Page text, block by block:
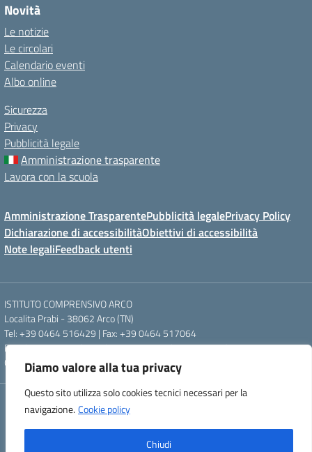
Diamo valore alla tua privacy
Questo sito utilizza solo cookies tecnici necessari per la
navigazione. Cookie policy
Chiudi
Novità
Le notizie
Le circolari
Calendario eventi
Albo online
Sicurezza
Privacy
Pubblicità legale
Amministrazione trasparente
Lavora con la scuola
Amministrazione TrasparentePubblicità legalePrivacy Policy
Dichiarazione di accessibilitàObiettivi di accessibilità
Note legaliFeedback utenti
ISTITUTO COMPRENSIVO ARCO
Localita Prabi - 38062 Arco (TN)
Tel: +39 0464 516429 | Fax: +39 0464 517064
Email: segr.ic.arco@scuole.provincia.tn.it | PEC: ic.arco@pec.provincia.tn.it
Codice meccanografico: TNIC840005 | Codice fiscale: 93012960220
Concept & Design by Designers Italia